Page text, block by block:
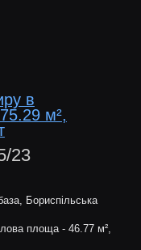
в
м²,
23
Бориспільська
площа - 46.77 м²,